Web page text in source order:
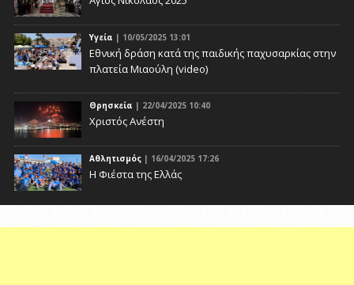
Υγεία | 10/05/2025 13:01
Eθνική δράση κατά της παιδικής παχυσαρκίας στην
πλατεία Μιαούλη (video)
Θρησκεία | 22/04/2025 10:40
Χριστός Ανέστη
Αθλητισμός | 16/04/2025 17:26
Η Φιέστα της Ελλάς